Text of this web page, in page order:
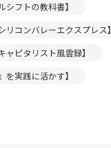
フトの教科書】
リコンバレーエクスプレス】
ピタリスト風雲録】
実践に活かす】